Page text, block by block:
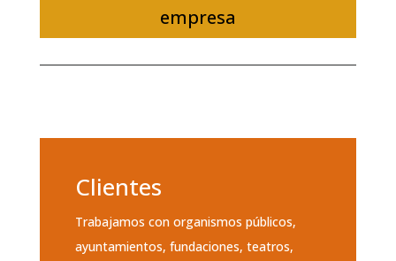
empresa
Clientes
Trabajamos con organismos públicos,
ayuntamientos, fundaciones, teatros,